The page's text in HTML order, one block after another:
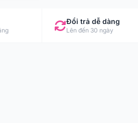
Đổi trả dễ dàng
Lên đến 30 ngày